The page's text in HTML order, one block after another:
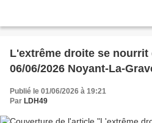
L'extrême droite se nourrit
06/06/2026 Noyant-La-
Publié le 01/06/2026 à 19:21
Par LDH49